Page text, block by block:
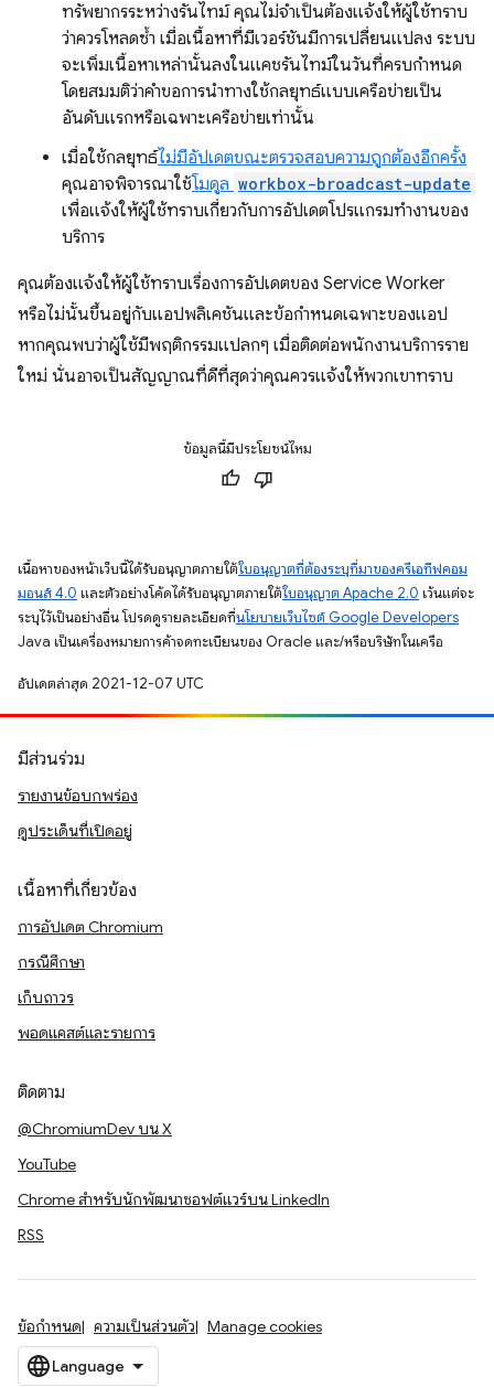
ทรัพยากรระหว่างรันไทม์ คุณไม่จำเป็นต้องแจ้งให้ผู้ใช้ทราบ
ว่าควรโหลดซ้ำ เมื่อเนื้อหาที่มีเวอร์ชันมีการเปลี่ยนแปลง ระบบ
จะเพิ่มเนื้อหาเหล่านั้นลงในแคชรันไทม์ในวันที่ครบกำหนด
โดยสมมติว่าคำขอการนำทางใช้กลยุทธ์แบบเครือข่ายเป็น
อันดับแรกหรือเฉพาะเครือข่ายเท่านั้น
เมื่อใช้กลยุทธ์ไม่มีอัปเดตขณะตรวจสอบความถูกต้องอีกครั้ง
คุณอาจพิจารณาใช้โมดูล workbox-broadcast-update
เพื่อแจ้งให้ผู้ใช้ทราบเกี่ยวกับการอัปเดตโปรแกรมทำงานของ
บริการ
คุณต้องแจ้งให้ผู้ใช้ทราบเรื่องการอัปเดตของ Service Worker
หรือไม่นั้นขึ้นอยู่กับแอปพลิเคชันและข้อกำหนดเฉพาะของแอป
หากคุณพบว่าผู้ใช้มีพฤติกรรมแปลกๆ เมื่อติดต่อพนักงานบริการราย
ใหม่ นั่นอาจเป็นสัญญาณที่ดีที่สุดว่าคุณควรแจ้งให้พวกเขาทราบ
ข้อมูลนี้มีประโยชน์ไหม
เนื้อหาของหน้าเว็บนี้ได้รับอนุญาตภายใต้ใบอนุญาตที่ต้องระบุที่มาของครีเอทีฟคอม
มอนส์ 4.0 และตัวอย่างโค้ดได้รับอนุญาตภายใต้ใบอนุญาต Apache 2.0 เว้นแต่จะ
ระบุไว้เป็นอย่างอื่น โปรดดูรายละเอียดที่นโยบายเว็บไซต์ Google Developers
Java เป็นเครื่องหมายการค้าจดทะเบียนของ Oracle และ/หรือบริษัทในเครือ
อัปเดตล่าสุด 2021-12-07 UTC
มีส่วนร่วม
รายงานข้อบกพร่อง
ดูประเด็นที่เปิดอยู่
เนื้อหาที่เกี่ยวข้อง
การอัปเดต Chromium
กรณีศึกษา
เก็บถาวร
พอดแคสต์และรายการ
ติดตาม
@ChromiumDev บน X
YouTube
Chrome สำหรับนักพัฒนาซอฟต์แวร์บน LinkedIn
RSS
ข้อกำหนด ความเป็นส่วนตัว Manage cookies